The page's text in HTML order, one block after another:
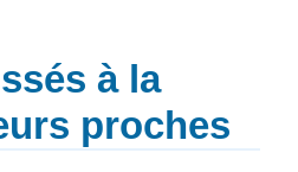
à la
proches